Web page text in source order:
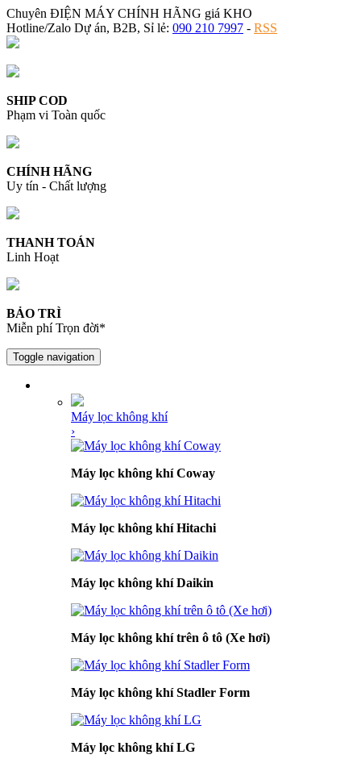
Chuyên ĐIỆN MÁY CHÍNH HÃNG giá KHO
Hotline/Zalo Dự án, B2B, Sỉ lẻ: 090 210 7997 - RSS
SHIP COD
Phạm vi Toàn quốc
CHÍNH HÃNG
Uy tín - Chất lượng
THANH TOÁN
Linh Hoạt
BẢO TRÌ
Miễn phí Trọn đời*
Toggle navigation
Máy lọc không khí
›
Máy lọc không khí Coway
Máy lọc không khí Hitachi
Máy lọc không khí Daikin
Máy lọc không khí trên ô tô (Xe hơi)
Máy lọc không khí Stadler Form
Máy lọc không khí LG